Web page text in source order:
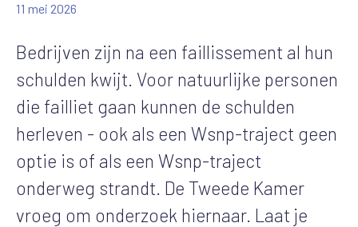
11 mei 2026
Bedrijven zijn na een faillissement al hun
schulden kwijt. Voor natuurlijke personen
die failliet gaan kunnen de schulden
herleven - ook als een Wsnp-traject geen
optie is of als een Wsnp-traject
onderweg strandt. De Tweede Kamer
vroeg om onderzoek hiernaar. Laat je